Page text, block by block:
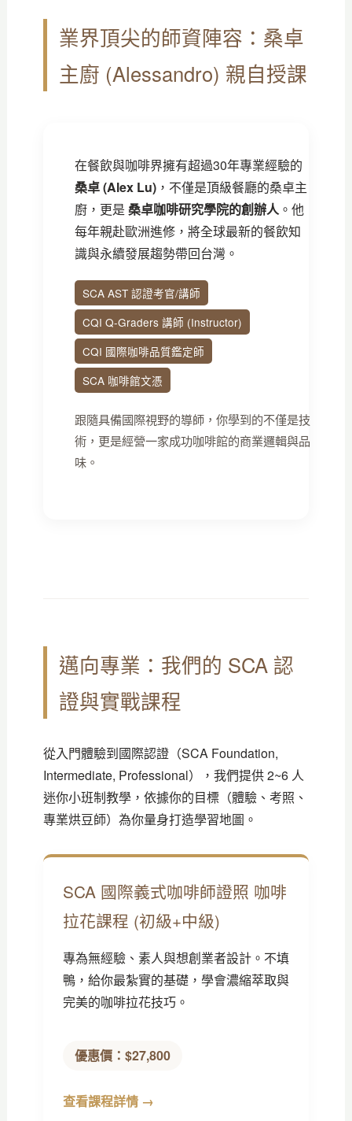
業界頂尖的師資陣容：桑卓
主廚 (Alessandro) 親自授課
在餐飲與咖啡界擁有超過30年專業經驗的
桑卓 (Alex Lu)，不僅是頂級餐廳的桑卓主
廚，更是 桑卓咖啡研究學院的創辦人。他
每年親赴歐洲進修，將全球最新的餐飲知
識與永續發展趨勢帶回台灣。
SCA AST 認證考官/講師
CQI Q-Graders 講師 (Instructor)
CQI 國際咖啡品質鑑定師
SCA 咖啡館文憑
跟隨具備國際視野的導師，你學到的不僅是技
術，更是經營一家成功咖啡館的商業邏輯與品
味。
邁向專業：我們的 SCA 認
證與實戰課程
從入門體驗到國際認證（SCA Foundation,
Intermediate, Professional），我們提供 2~6 人
迷你小班制教學，依據你的目標（體驗、考照、
專業烘豆師）為你量身打造學習地圖。
SCA 國際義式咖啡師證照 咖啡
拉花課程 (初級+中級)
專為無經驗、素人與想創業者設計。不填
鴨，給你最紮實的基礎，學會濃縮萃取與
完美的咖啡拉花技巧。
優惠價：$27,800
查看課程詳情 →